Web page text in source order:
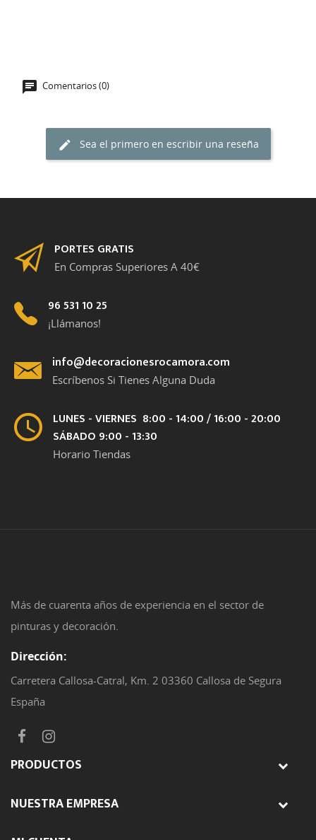
Comentarios (0)
Sea el primero en escribir una reseña
PORTES GRATIS
En Compras Superiores A 40€
96 531 10 25
¡Llámanos!
info@decoracionesrocamora.com
Escríbenos Si Tienes Alguna Duda
LUNES - VIERNES 8:00 - 14:00 / 16:00 - 20:00
SÁBADO 9:00 - 13:30
Horario Tiendas
Más de cuarenta años de experiencia en el sector de
pinturas y decoración.
Dirección:
Carretera Callosa-Catral, Km. 2 03360 Callosa de Segura
España
PRODUCTOS
NUESTRA EMPRESA